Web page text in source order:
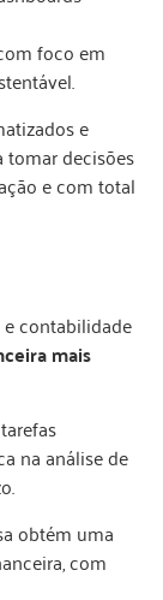
foco em
e
tomar decisões
e com total
contabilidade
mais
na análise de
obtém uma
com